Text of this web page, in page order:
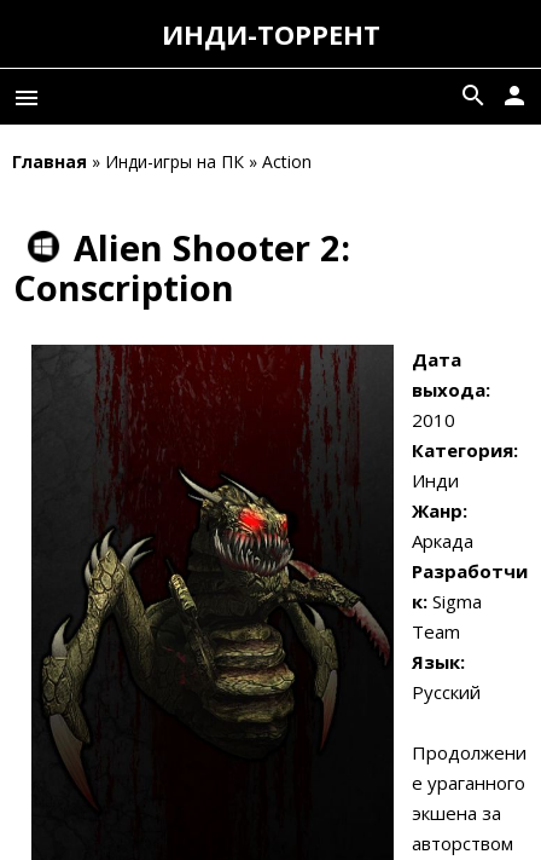
ИНДИ-ТОРРЕНТ
menu person
search
Главная » Инди-игры на ПК » Action
Alien Shooter 2:
Conscription
Дата
выхода:
2010
Категория:
Инди
Жанр:
Аркада
Разработчи
к: Sigma
Team
Язык:
Русский
Продолжени
е ураганного
экшена за
авторством